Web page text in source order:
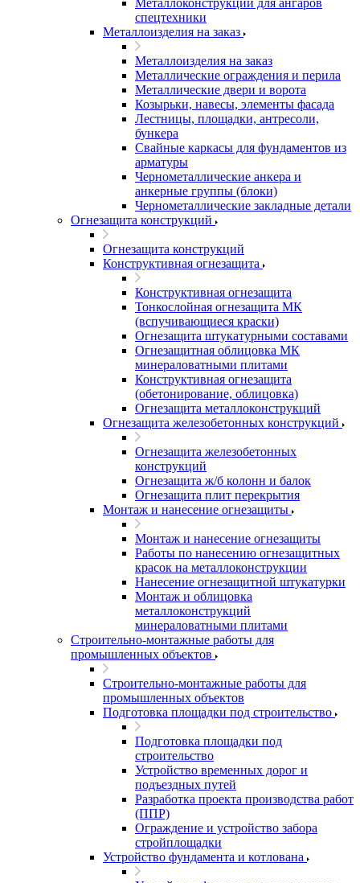
Металлоконструкции для ангаров
спецтехники
Металлоизделия на заказ
Металлоизделия на заказ
Металлические ограждения и перила
Металлические двери и ворота
Козырьки, навесы, элементы фасада
Лестницы, площадки, антресоли,
бункера
Свайные каркасы для фундаментов из
арматуры
Чернометаллические анкера и
анкерные группы (блоки)
Чернометаллические закладные детали
Огнезащита конструкций
Огнезащита конструкций
Конструктивная огнезащита
Конструктивная огнезащита
Тонкослойная огнезащита МК
(вспучивающиеся краски)
Огнезащита штукатурными составами
Огнезащитная облицовка МК
минераловатными плитами
Конструктивная огнезащита
(обетонирование, облицовка)
Огнезащита металлоконструкций
Огнезащита железобетонных конструкций
Огнезащита железобетонных
конструкций
Огнезащита ж/б колонн и балок
Огнезащита плит перекрытия
Монтаж и нанесение огнезащиты
Монтаж и нанесение огнезащиты
Работы по нанесению огнезащитных
красок на металлоконструкции
Нанесение огнезащитной штукатурки
Монтаж и облицовка
металлоконструкций
минераловатными плитами
Строительно-монтажные работы для
промышленных объектов
Строительно-монтажные работы для
промышленных объектов
Подготовка площадки под строительство
Подготовка площадки под
строительство
Устройство временных дорог и
подъездных путей
Разработка проекта производства работ
(ППР)
Ограждение и устройство забора
стройплощадки
Устройство фундамента и котлована